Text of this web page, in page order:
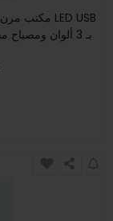
5X بـ 3 ألوان ومصباح مضيء وعدسة مكبرة للقراءة / إعادة العمل ب